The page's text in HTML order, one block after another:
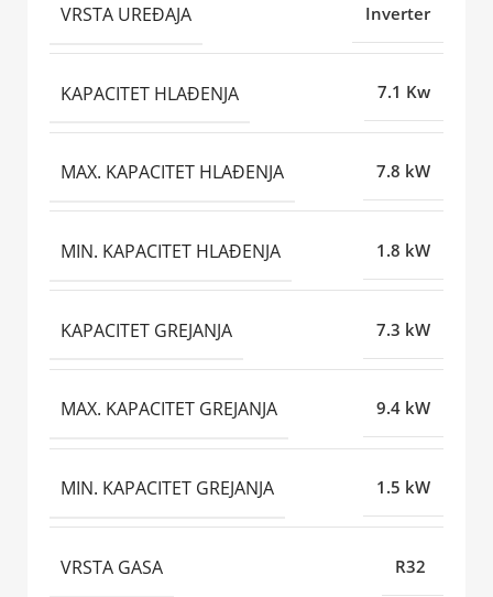
VRSTA UREĐAJA Inverter
KAPACITET HLAĐENJA 7.1 Kw
MAX. KAPACITET HLAĐENJA 7.8 kW
MIN. KAPACITET HLAĐENJA 1.8 kW
KAPACITET GREJANJA 7.3 kW
MAX. KAPACITET GREJANJA 9.4 kW
MIN. KAPACITET GREJANJA 1.5 kW
VRSTA GASA R32